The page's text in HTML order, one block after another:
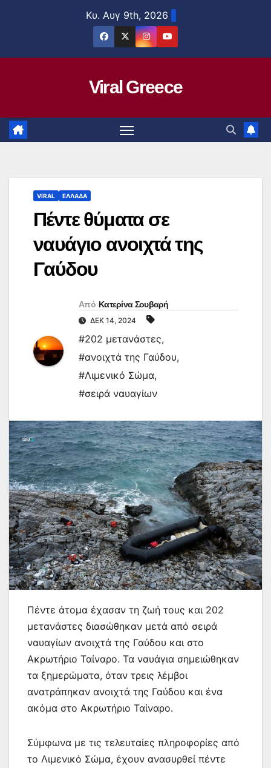
Κυ. Αυγ 9th, 2026
Viral Greece
VIRAL ΕΛΛΑΔΑ
Πέντε θύματα σε
ναυάγιο ανοιχτά της
Γαύδου
Από Κατερίνα Σουβαρή
ΔΕΚ 14, 2024
#202 μετανάστες,
#ανοιχτά της Γαύδου,
#Λιμενικό Σώμα,
#σειρά ναυαγίων
Πέντε άτομα έχασαν τη ζωή τους και 202
μετανάστες διασώθηκαν μετά από σειρά
ναυαγίων ανοιχτά της Γαύδου και στο
Ακρωτήριο Ταίναρο. Τα ναυάγια σημειώθηκαν
τα ξημερώματα, όταν τρεις λέμβοι
ανατράπηκαν ανοιχτά της Γαύδου και ένα
ακόμα στο Ακρωτήριο Ταίναρο.
Σύμφωνα με τις τελευταίες πληροφορίες από
το Λιμενικό Σώμα, έχουν ανασυρθεί πέντε